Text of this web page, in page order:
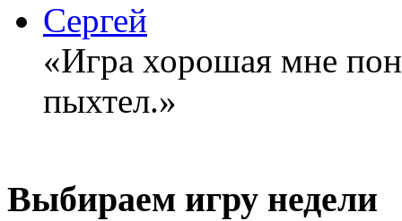
Сергей
«Игра хорошая мне
пыхтел.»
Выбираем игру недели